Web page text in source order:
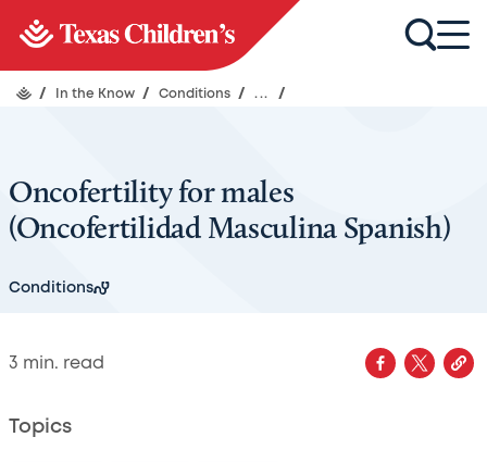
/ In the Know / Conditions / ... /
Oncofertility for males
(Oncofertilidad Masculina Spanish)
Conditions
3 min. read
Topics